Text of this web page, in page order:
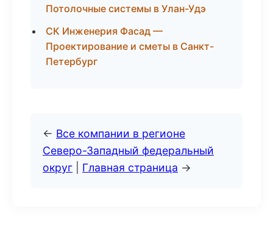
Потолочные системы в Улан-Удэ
СК Инженерия Фасад —
Проектирование и сметы в Санкт-
Петербург
← Все компании в регионе
Северо-Западный федеральный
округ
Главная страница →